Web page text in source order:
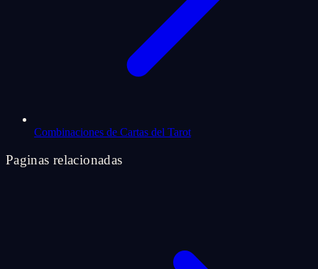
Combinaciones de Cartas del Tarot
Paginas relacionadas